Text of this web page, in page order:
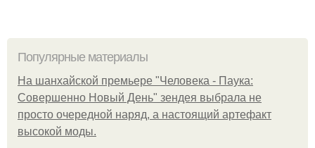
Популярные материалы
На шанхайской премьере "Человека - Паука:
Совершенно Новый День" зендея выбрала не
просто очередной наряд, а настоящий артефакт
высокой моды.